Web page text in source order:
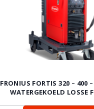
FRONIUS FORTIS 320 – 400
WATERGEKOELD LOSSE